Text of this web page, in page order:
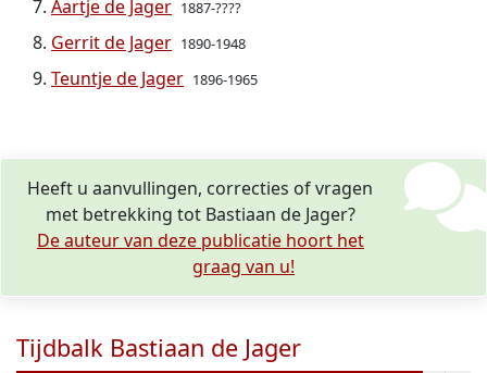
Aartje de Jager 1887-????
Gerrit de Jager 1890-1948
Teuntje de Jager 1896-1965
Heeft u aanvullingen, correcties of vragen
met betrekking tot Bastiaan de Jager?
De auteur van deze publicatie hoort het
graag van u!
Tijdbalk Bastiaan de Jager